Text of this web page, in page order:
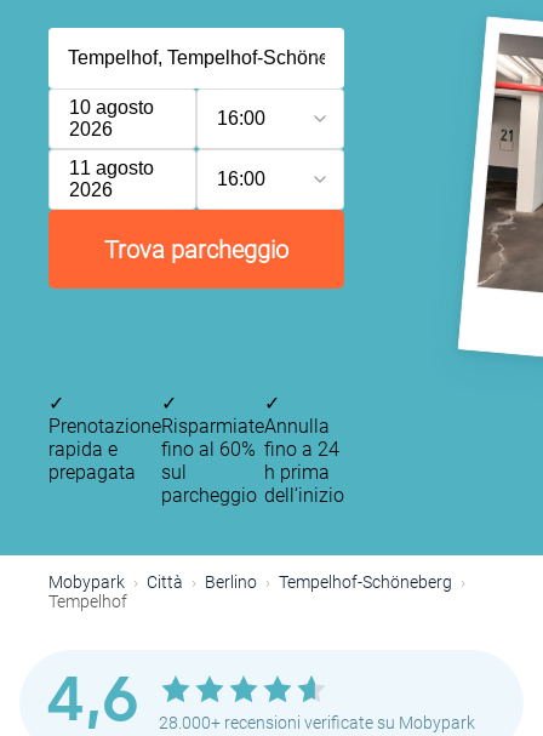
10 agosto
2026
16:00
11 agosto
2026
16:00
Trova parcheggio
✓
Prenotazione
rapida e
prepagata
✓
Risparmiate
fino al 60%
sul
parcheggio
✓
Annulla
fino a 24
h prima
dell’inizio
Mobypark Città Berlino
Tempelhof-Schöneberg
Tempelhof
4,6 28.000+ recensioni verificate su Mobypark